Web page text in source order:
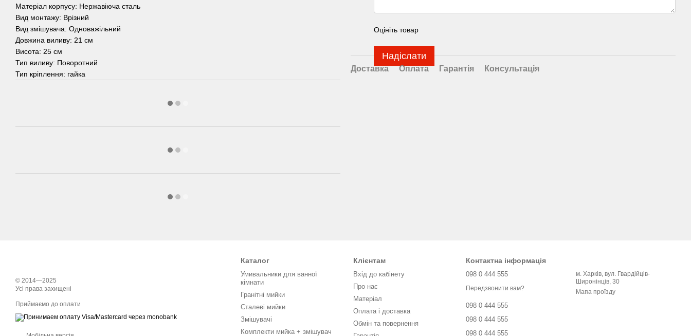
Матеріал корпусу: Нержавіюча сталь
Вид монтажу: Врізний
Вид змішувача: Одноважільний
Довжина виливу: 21 см
Висота: 25 см
Тип виливу: Поворотний
Тип кріплення: гайка
Оцініть товар
Надіслати
Доставка Оплата Гарантія Консультація
© 2014—2025
Усі права захищені
Приймаємо до оплати
Каталог
Умивальники для ванної
кімнати
Гранітні мийки
Сталеві мийки
Змішувачі
Комплекти мийка + змішувач
Клієнтам
Вхід до кабінету
Про нас
Матеріал
Оплата і доставка
Обмін та повернення
Контактна інформація
098 0 444 555
Передзвонити вам?
098 0 444 555
098 0 444 555
098 0 444 555
м. Харків, вул. Гвардійців-
Широнінців, 30
Мапа проїзду